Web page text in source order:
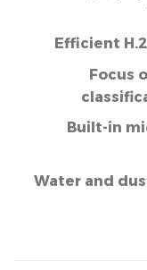
Efficient
Focus
Built-in
Water and